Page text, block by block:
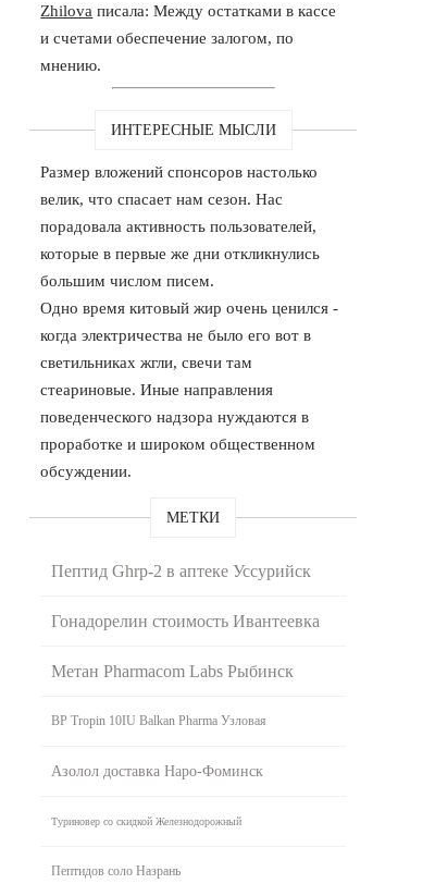
Zhilova писала: Между остатками в кассе
и счетами обеспечение залогом, по
мнению.
ИНТЕРЕСНЫЕ МЫСЛИ
Размер вложений спонсоров настолько
велик, что спасает нам сезон. Нас
порадовала активность пользователей,
которые в первые же дни откликнулись
большим числом писем.
Одно время китовый жир очень ценился -
когда электричества не было его вот в
светильниках жгли, свечи там
стеариновые. Иные направления
поведенческого надзора нуждаются в
проработке и широком общественном
обсуждении.
МЕТКИ
Пептид Ghrp-2 в аптеке Уссурийск
Гонадорелин стоимость Ивантеевка
Метан Pharmacom Labs Рыбинск
BP Tropin 10IU Balkan Pharma Узловая
Азолол доставка Наро-Фоминск
Туриновер со скидкой Железнодорожный
Пептидов соло Назрань